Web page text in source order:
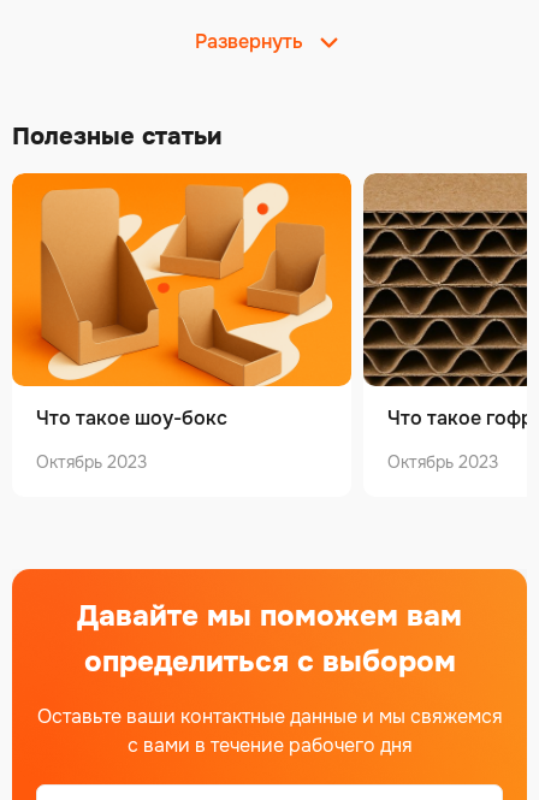
Развернуть
Полезные статьи
Что такое шоу-бокс
Октябрь 2023
Что такое
Октябрь 2023
Давайте мы поможем вам
определиться с выбором
Оставьте ваши контактные данные и мы свяжемся
с вами в течение рабочего дня